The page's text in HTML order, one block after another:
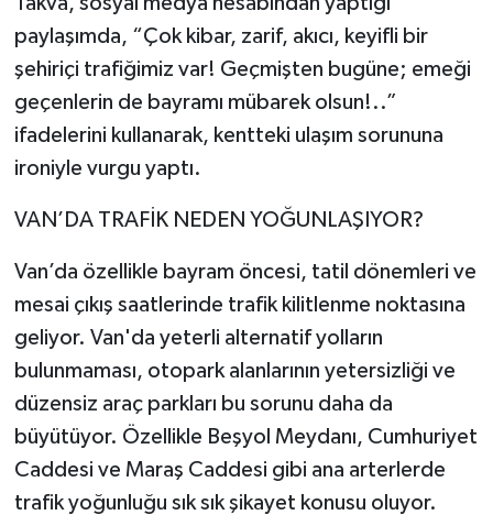
paylaşımda, “Çok kibar, zarif, akıcı, keyifli bir
şehiriçi trafiğimiz var! Geçmişten bugüne; emeği
geçenlerin de bayramı mübarek olsun!..”
ifadelerini kullanarak, kentteki ulaşım sorununa
ironiyle vurgu yaptı.
VAN’DA TRAFİK NEDEN YOĞUNLAŞIYOR?
Van’da özellikle bayram öncesi, tatil dönemleri ve
mesai çıkış saatlerinde trafik kilitlenme noktasına
geliyor. Van'da yeterli alternatif yolların
bulunmaması, otopark alanlarının yetersizliği ve
düzensiz araç parkları bu sorunu daha da
büyütüyor. Özellikle Beşyol Meydanı, Cumhuriyet
Caddesi ve Maraş Caddesi gibi ana arterlerde
trafik yoğunluğu sık sık şikayet konusu oluyor.